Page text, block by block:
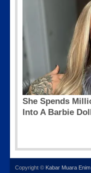
Copyright © Kabar Muara Enim